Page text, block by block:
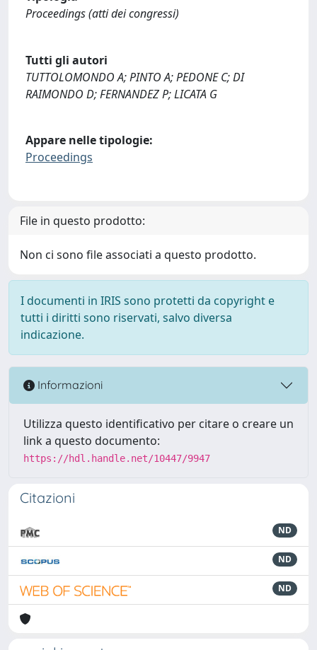
Proceedings (atti dei congressi)
Tutti gli autori
TUTTOLOMONDO A; PINTO A; PEDONE C; DI
RAIMONDO D; FERNANDEZ P; LICATA G
Appare nelle tipologie:
Proceedings
File in questo prodotto:
Non ci sono file associati a questo prodotto.
I documenti in IRIS sono protetti da copyright e
tutti i diritti sono riservati, salvo diversa
indicazione.
Informazioni
Utilizza questo identificativo per citare o creare un
link a questo documento:
https://hdl.handle.net/10447/9947
Citazioni
ND
ND
ND